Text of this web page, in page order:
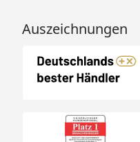
Auszeichnungen